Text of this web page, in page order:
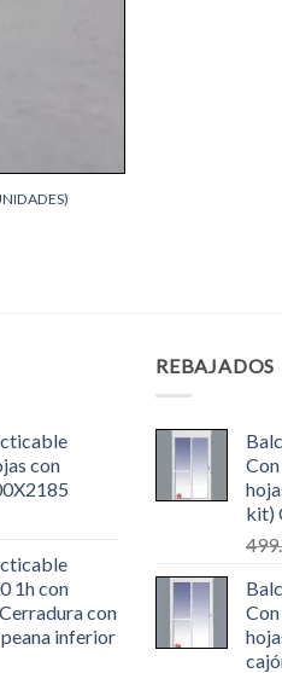
con
1h con
con
inferior
REBAJADOS
kit)